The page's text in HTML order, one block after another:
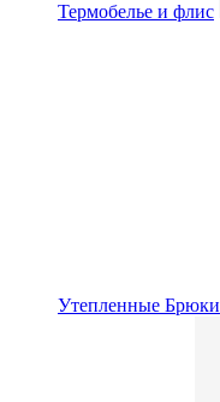
Термобелье и флис
Утепленные Брюки